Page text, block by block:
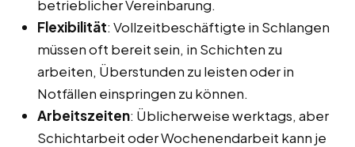
betrieblicher Vereinbarung.
Flexibilität: Vollzeitbeschäftigte in Schlangen
müssen oft bereit sein, in Schichten zu
arbeiten, Überstunden zu leisten oder in
Notfällen einspringen zu können.
Arbeitszeiten: Üblicherweise werktags, aber
Schichtarbeit oder Wochenendarbeit kann je